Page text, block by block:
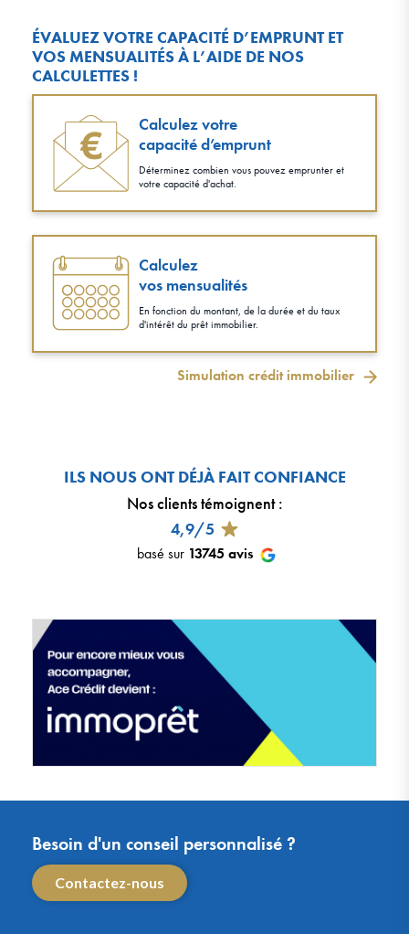
ÉVALUEZ VOTRE CAPACITÉ D’EMPRUNT ET
VOS MENSUALITÉS À L’AIDE DE NOS
CALCULETTES !
Calculez votre
capacité d’emprunt
Déterminez combien vous pouvez emprunter et
votre capacité d'achat.
Calculez
vos mensualités
En fonction du montant, de la durée et du taux
d'intérêt du prêt immobilier.
Simulation crédit immobilier
ILS NOUS ONT DÉJÀ FAIT CONFIANCE
Nos clients témoignent:
4,9/5
basé sur 13745 avis
Besoin d'un conseil personnalisé ?
Contactez-nous